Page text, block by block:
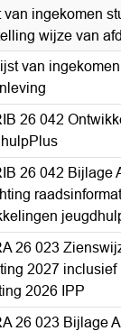
van ingekomen
wijze van
van
26 042
26 042 Bijlage
26 023
2027 inclusief
2026 IPP
26 023 Bijlage A